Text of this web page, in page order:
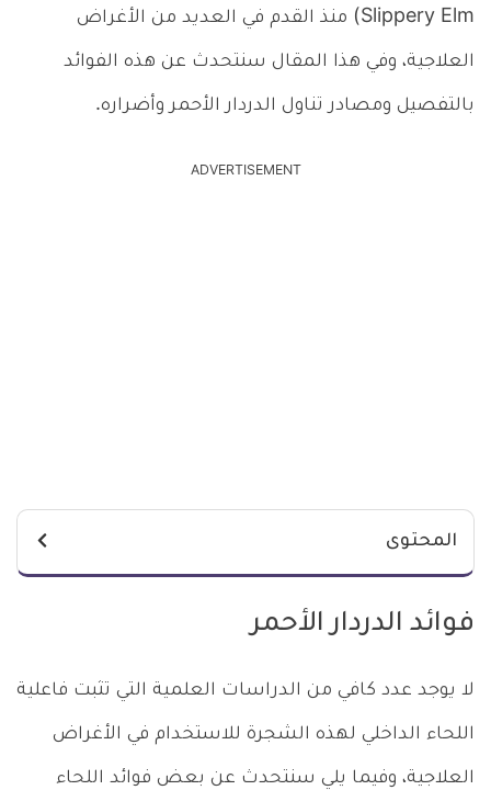
Slippery Elm) منذ القدم في العديد من الأغراض
العلاجية، وفي هذا المقال سنتحدث عن هذه الفوائد
بالتفصيل ومصادر تناول الدردار الأحمر وأضراره.
ADVERTISEMENT
المحتوى
فوائد الدردار الأحمر
لا يوجد عدد كافي من الدراسات العلمية التي تثبت فاعلية
اللحاء الداخلي لهذه الشجرة للاستخدام في الأغراض
العلاجية، وفيما يلي سنتحدث عن بعض فوائد اللحاء